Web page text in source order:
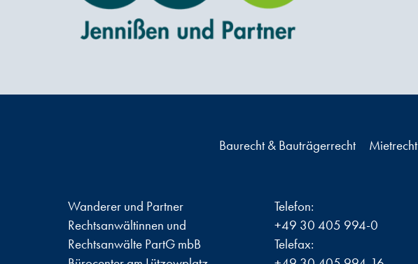
Baurecht & Bauträgerrecht Mietrecht
Wanderer und Partner
Rechtsanwältinnen und
Rechtsanwälte PartG mbB
Telefon:
+49 30 405 994-0
Telefax: